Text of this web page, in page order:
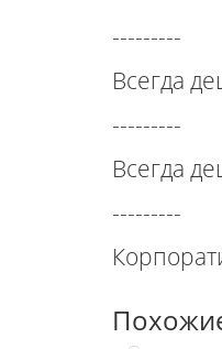
---------
Всегда
---------
Всегда
---------